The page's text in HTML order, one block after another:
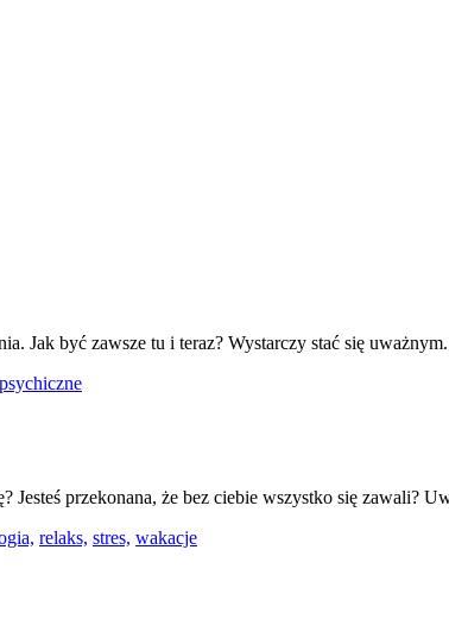
Jak być zawsze tu i teraz? Wystarczy stać się
przekonana, że bez ciebie wszystko się zawali?
relaks, stres, wakacje